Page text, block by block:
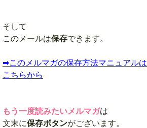
そして
このメールは保存できます。
➡︎このメルマガの保存方法マニュアルは
こちらから
もう一度読みたいメルマガは
文末に保存ボタンがございます。